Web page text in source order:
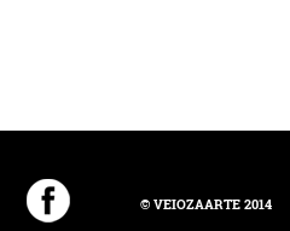
© VEIOZAARTE 2014